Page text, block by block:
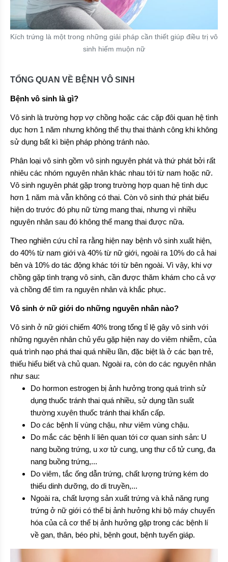
Kích trứng là một trong những giải pháp cần thiết giúp điều trị vô
sinh hiếm muộn nữ
TỔNG QUAN VỀ BỆNH VÔ SINH
Bệnh vô sinh là gì?
Vô sinh là trường hợp vợ chồng hoặc các cặp đôi quan hệ tình
dục hơn 1 năm nhưng không thể thụ thai thành công khi không
sử dụng bất kì biện pháp phòng tránh nào.
Phân loại vô sinh gồm vô sịnh nguyên phát và thứ phát bởi rất
nhiêu các nhóm nguyên nhân khác nhau tới từ nam hoặc nữ.
Vô sinh nguyên phát gặp trong trường hợp quan hệ tình dục
hơn 1 năm mà vẫn không có thai. Còn vô sinh thứ phát biểu
hiện do trước đó phụ nữ từng mang thai, nhưng vì nhiều
nguyên nhân sau đó không thể mang thai được nữa.
Theo nghiên cứu chỉ ra rằng hiện nay bệnh vô sinh xuất hiện,
do 40% từ nam giới và 40% từ nữ giới, ngoài ra 10% do cả hai
bên và 10% do tác động khác tới từ bên ngoài. Vì vậy, khi vợ
chồng gặp tình trạng vô sinh, cần được thăm khám cho cả vợ
và chồng để tìm ra nguyên nhân và khắc phục.
Vô sinh ở nữ giới do những nguyên nhân nào?
Vô sinh ở nữ giới chiếm 40% trong tổng tỉ lệ gây vô sinh với
những nguyên nhân chủ yếu gặp hiện nay do viêm nhiễm, của
quá trình nạo phá thai quá nhiều lần, đặc biệt là ở các bạn trẻ,
thiếu hiểu biết và chủ quan. Ngoài ra, còn do các nguyên nhân
như sau:
Do hormon estrogen bị ảnh hưởng trong quá trình sử
dụng thuốc tránh thai quá nhiều, sử dụng tần suất
thường xuyên thuốc tránh thai khẩn cấp.
Do các bệnh lí vùng chậu, như viêm vùng chậu.
Do mắc các bệnh lí liên quan tới cơ quan sinh sản: U
nang buồng trứng, u xơ tử cung, ung thư cổ tử cung, đa
nang buồng trứng,...
Do viêm, tắc ống dẫn trứng, chất lượng trứng kém do
thiếu dinh dưỡng, do di truyền,...
Ngoài ra, chất lượng sản xuất trứng và khả năng rụng
trứng ở nữ giới có thể bị ảnh hưởng khi bộ máy chuyển
hóa của cả cơ thể bị ảnh hưởng gặp trong các bệnh lí
về gan, thân, béo phì, bệnh gout, bệnh tuyến giáp.